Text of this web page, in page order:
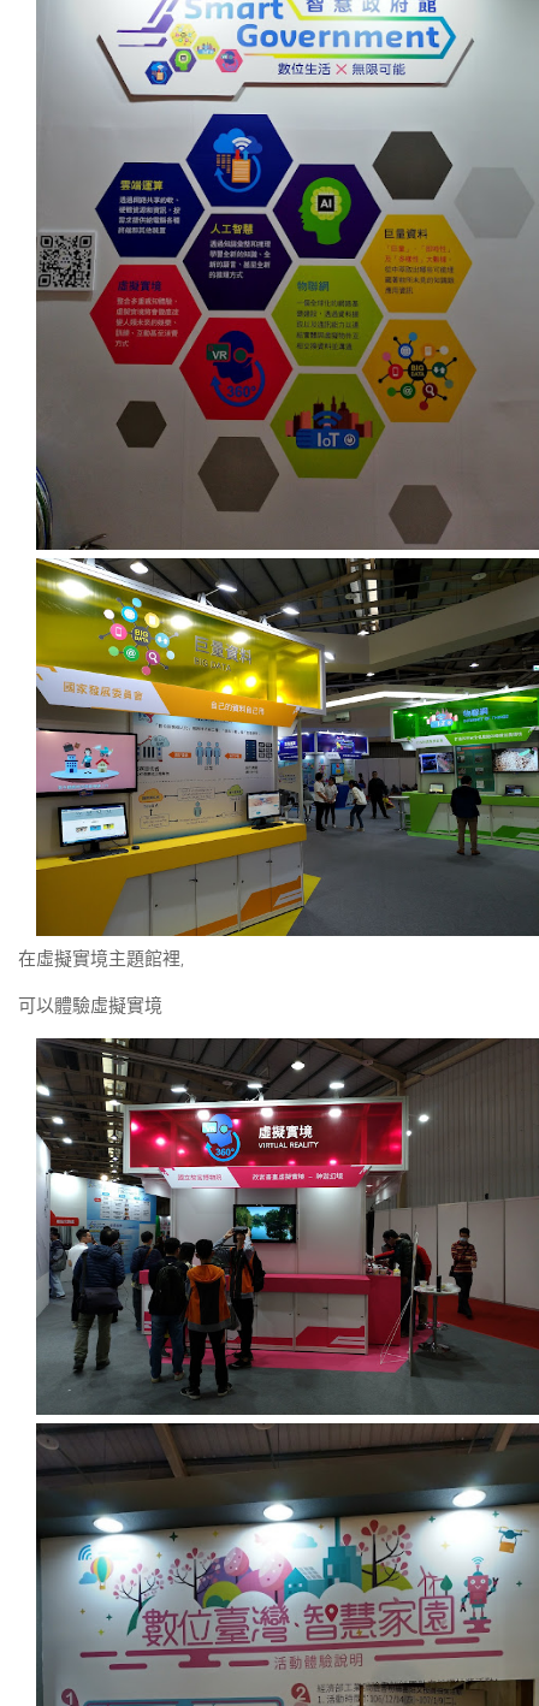
在虛擬實境主題館裡,
可以體驗虛擬實境